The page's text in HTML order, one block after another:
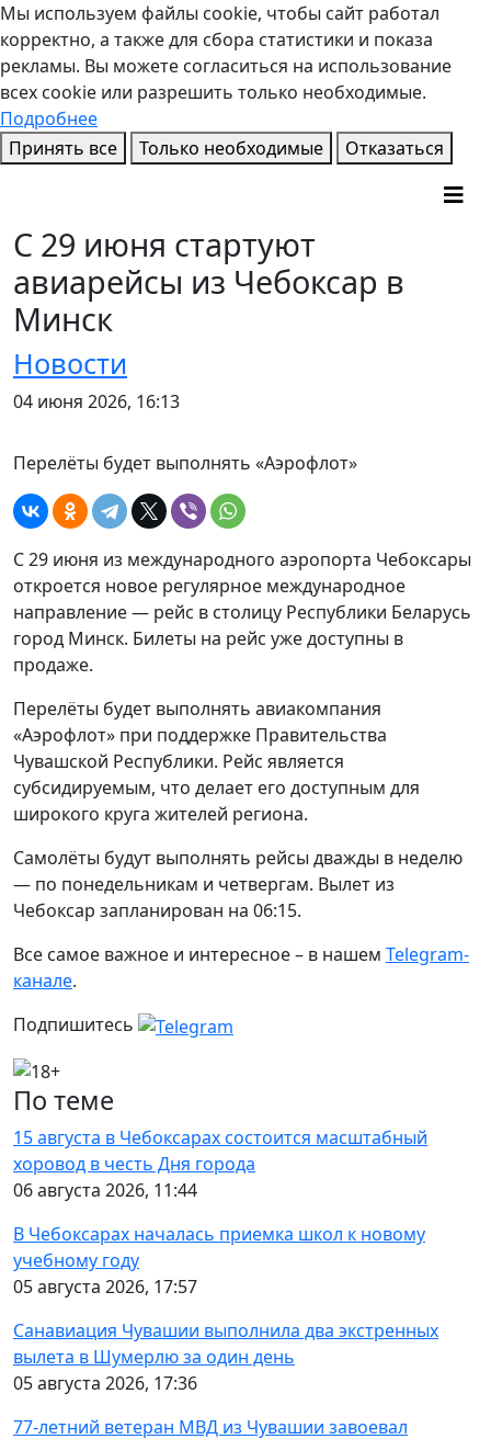
Мы используем файлы cookie, чтобы сайт работал
корректно, а также для сбора статистики и показа
рекламы. Вы можете согласиться на использование
всех cookie или разрешить только необходимые.
Подробнее
Принять все
Только необходимые Отказаться
С 29 июня стартуют
авиарейсы из Чебоксар в
Минск
Новости
04 июня 2026, 16:13
Перелёты будет выполнять «Аэрофлот»
С 29 июня из международного аэропорта Чебоксары
откроется новое регулярное международное
направление — рейс в столицу Республики Беларусь
город Минск. Билеты на рейс уже доступны в
продаже.
Перелёты будет выполнять авиакомпания
«Аэрофлот» при поддержке Правительства
Чувашской Республики. Рейс является
субсидируемым, что делает его доступным для
широкого круга жителей региона.
Самолёты будут выполнять рейсы дважды в неделю
— по понедельникам и четвергам. Вылет из
Чебоксар запланирован на 06:15.
Все самое важное и интересное – в нашем Telegram-
канале.
Подпишитесь
По теме
15 августа в Чебоксарах состоится масштабный
хоровод в честь Дня города
06 августа 2026, 11:44
В Чебоксарах началась приемка школ к новому
учебному году
05 августа 2026, 17:57
Санавиация Чувашии выполнила два экстренных
вылета в Шумерлю за один день
05 августа 2026, 17:36
77-летний ветеран МВД из Чувашии завоевал